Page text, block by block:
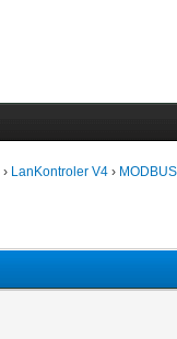
› LanKontroler V4 ›